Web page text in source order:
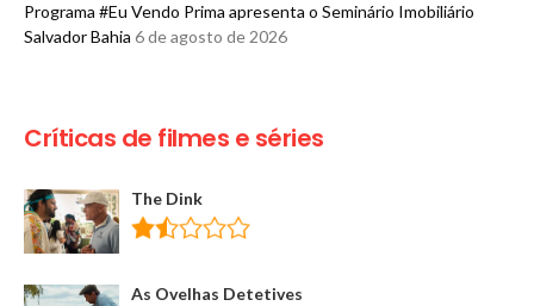
Programa #Eu Vendo Prima apresenta o Seminário Imobiliário
Salvador Bahia 6 de agosto de 2026
Críticas de filmes e séries
The Dink
As Ovelhas Detetives